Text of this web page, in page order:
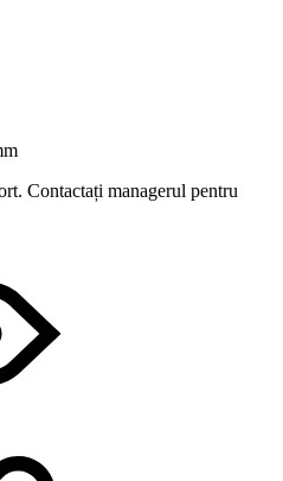
Contactați managerul pentru